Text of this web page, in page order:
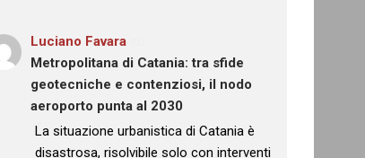
Luciano Favara
Metropolitana di Catania: tra sfide
geotecniche e contenziosi, il nodo
aeroporto punta al 2030
: “La situazione urbanistica di Catania è
disastrosa, risolvibile solo con interventi